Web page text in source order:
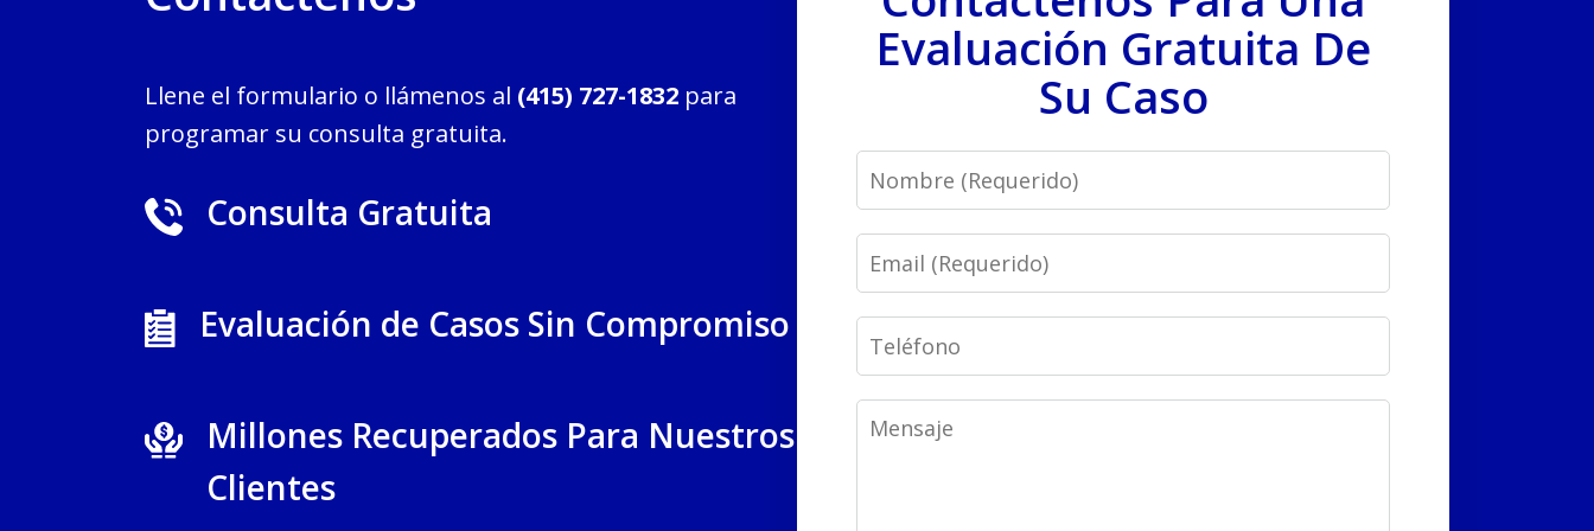
Llene el formulario o llámenos al (415) 727-1832 para
programar su consulta gratuita.
Consulta Gratuita
Evaluación de Casos Sin Compromiso
Millones Recuperados Para Nuestros
Clientes
Evaluación Gratuita De
Su Caso
Name
Email
Phone
Message